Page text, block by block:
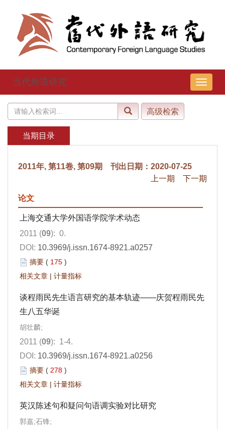
导
航
当代外语研究
当期目录
2011年, 第11卷, 第09期 刊出日期：2020-07-25
上一期
下一期
论文
上海交通大学外国语学院学术动态
2011 (09): 0.
DOI: 10.3969/j.issn.1674-8921.a0257
摘要 ( 175 )
相关文章 | 计量指标
谈程雨民先生语言研究的基本轨迹——庆贺程雨民先
生八五华诞
胡壮麟;
2011 (09): 1-4.
DOI: 10.3969/j.issn.1674-8921.a0256
摘要 ( 278 )
相关文章 | 计量指标
英汉陈述句和疑问句语调实验对比研究
郭嘉;石锋;